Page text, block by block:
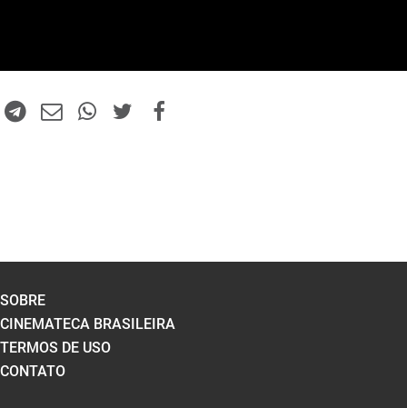
SOBRE
CINEMATECA BRASILEIRA
TERMOS DE USO
CONTATO